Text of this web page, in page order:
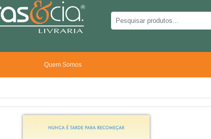
Quem Somos